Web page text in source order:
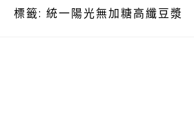
標籤: 統一陽光無加糖高纖豆漿